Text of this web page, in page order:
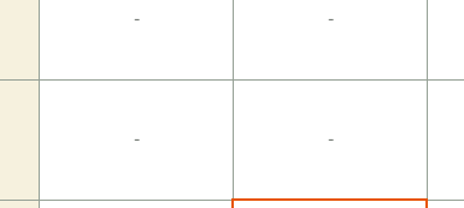
- -
- -